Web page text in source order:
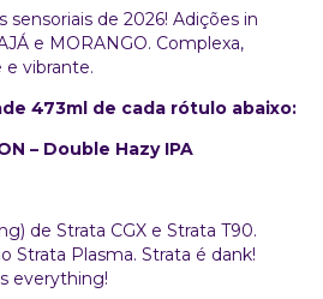
sensoriais de 2026! Adições in
e MORANGO. Complexa,
e vibrante.
473ml de cada rótulo abaixo:
– Double Hazy IPA
de Strata CGX e Strata T90.
Strata Plasma. Strata é dank!
everything!